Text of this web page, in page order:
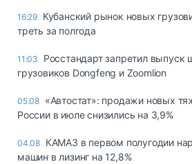
16:29 Кубанский рынок новых
треть за полгода
11:03
Росстандарт запретил выпуск
грузовиков Dongfeng и Zoomlion
05.08 «Автостат»: продажи новых
России в июле снизились на 3,9%
04.08 КАМАЗ в первом полугодии
машин в лизинг на 12,8%